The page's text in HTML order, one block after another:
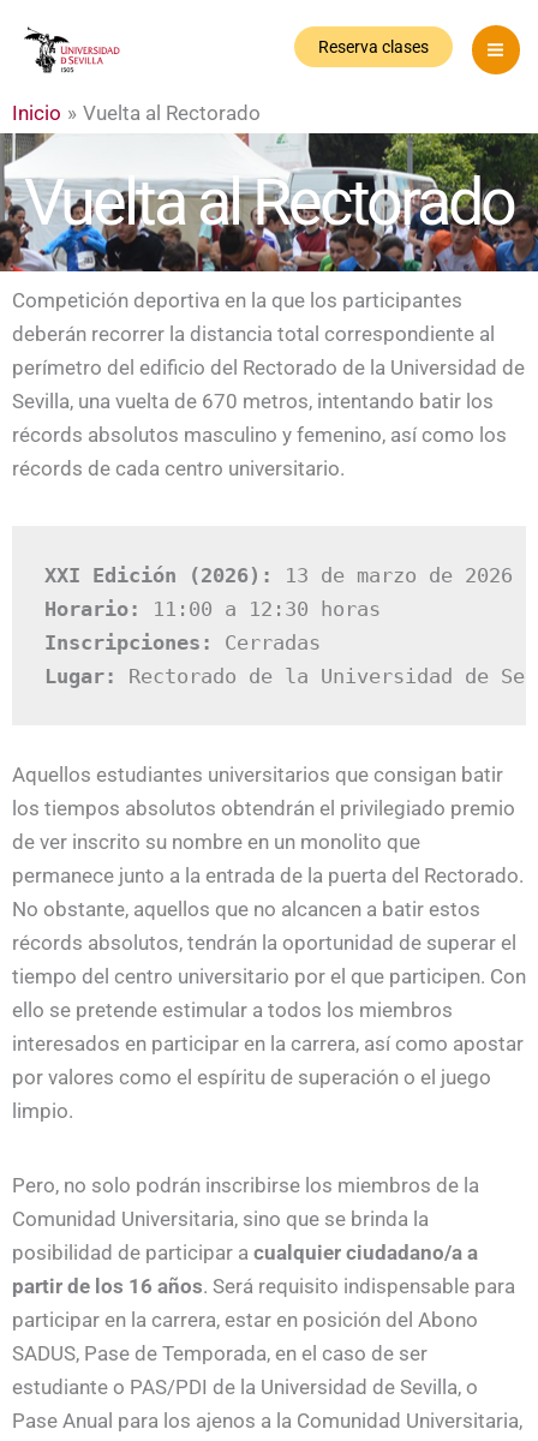
Reserva clases
Inicio Vuelta al Rectorado
Vuelta al Rectorado
Competición deportiva en la que los participantes
deberán recorrer la distancia total correspondiente al
perímetro del edificio del Rectorado de la Universidad de
Sevilla, una vuelta de 670 metros, intentando batir los
récords absolutos masculino y femenino, así como los
récords de cada centro universitario.
XXI Edición (2026): 13 de marzo de 2026
Horario:
11:00 a 12:30 horas
Inscripciones:
Cerradas
Lugar:
Rectorado de la Universidad de
Aquellos estudiantes universitarios que consigan batir
los tiempos absolutos obtendrán el privilegiado premio
de ver inscrito su nombre en un monolito que
permanece junto a la entrada de la puerta del Rectorado.
No obstante, aquellos que no alcancen a batir estos
récords absolutos, tendrán la oportunidad de superar el
tiempo del centro universitario por el que participen. Con
ello se pretende estimular a todos los miembros
interesados en participar en la carrera, así como apostar
por valores como el espíritu de superación o el juego
limpio.
Pero, no solo podrán inscribirse los miembros de la
Comunidad Universitaria, sino que se brinda la
posibilidad de participar a cualquier ciudadano/a a
partir de los 16 años. Será requisito indispensable para
participar en la carrera, estar en posición del Abono
SADUS, Pase de Temporada, en el caso de ser
estudiante o PAS/PDI de la Universidad de Sevilla, o
Pase Anual para los ajenos a la Comunidad Universitaria,